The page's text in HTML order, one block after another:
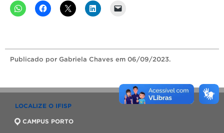
Publicado por Gabriela Chaves em 06/09/2023.
LOCALIZE O IFISP
CAMPUS PORTO